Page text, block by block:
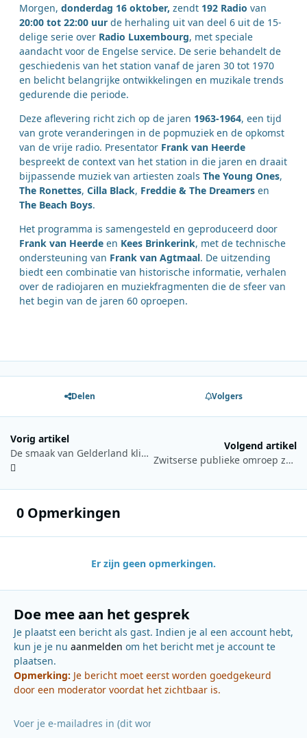
Morgen, donderdag 16 oktober, zendt 192 Radio van
20:00 tot 22:00 uur de herhaling uit van deel 6 uit de 15-
delige serie over Radio Luxembourg, met speciale
aandacht voor de Engelse service. De serie behandelt de
geschiedenis van het station vanaf de jaren 30 tot 1970
en belicht belangrijke ontwikkelingen en muzikale trends
gedurende die periode.
Deze aflevering richt zich op de jaren 1963-1964, een tijd
van grote veranderingen in de popmuziek en de opkomst
van de vrije radio. Presentator Frank van Heerde
bespreekt de context van het station in die jaren en draait
bijpassende muziek van artiesten zoals The Young Ones,
The Ronettes, Cilla Black, Freddie & The Dreamers en
The Beach Boys.
Het programma is samengesteld en geproduceerd door
Frank van Heerde en Kees Brinkerink, met de technische
ondersteuning van Frank van Agtmaal. De uitzending
biedt een combinatie van historische informatie, verhalen
over de radiojaren en muziekfragmenten die de sfeer van
het begin van de jaren 60 oproepen.
Delen Volgers
Vorig artikel
De smaak van Gelderland klinkt opnieuw in Alle 1300 Goed
Volgend artikel
Zwitserse publieke omroep zoekt kopers voor drie themakanalen
0 Opmerkingen
Er zijn geen opmerkingen.
Doe mee aan het gesprek
Je plaatst een bericht als gast. Indien je al een account hebt,
kun je je nu aanmelden om het bericht met je account te
plaatsen.
Opmerking: Je bericht moet eerst worden goedgekeurd
door een moderator voordat het zichtbaar is.